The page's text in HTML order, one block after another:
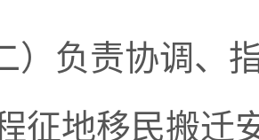
）负责协调、
征地移民搬迁